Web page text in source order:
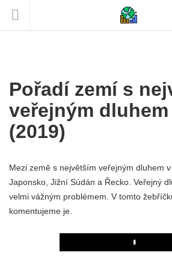
Pořadí zemí s
veřejným dluhem
(2019)
Mezi země s největším veřejným dluhem
Japonsko, Jižní Súdán a Řecko. Veřejný
velmi vážným problémem. V tomto
komentujeme je.
Play